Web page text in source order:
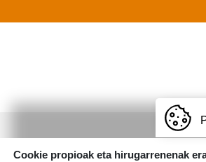
Irudia
Cookie propioak eta hirugarrenenak